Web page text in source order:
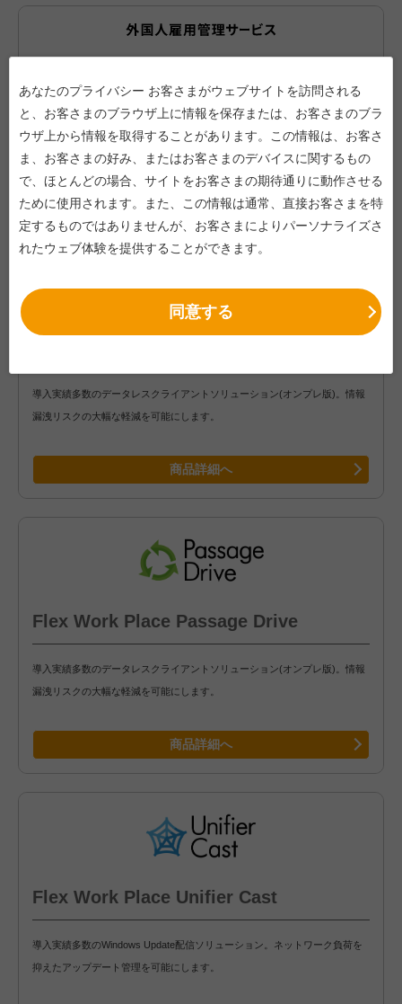
在留資格に応じた書類管理や期限管理をクラウドで一元化し、情報共有・帳
票作成を効率化。コンプライアンス強化と業務負荷軽減を実現します。
商品詳細へ
導入実績多数のデータレスクライアントソリューション(オンプレ版)。情報
漏洩リスクの大幅な軽減を可能にします。
商品詳細へ
Flex Work Place Passage Drive
導入実績多数のデータレスクライアントソリューション(オンプレ版)。情報
漏洩リスクの大幅な軽減を可能にします。
商品詳細へ
Flex Work Place Unifier Cast
導入実績多数のWindows Update配信ソリューション。ネットワーク負荷を
抑えたアップデート管理を可能にします。
あなたのプライバシー お客さまがウェブサイトを訪問される
と、お客さまのブラウザ上に情報を保存または、お客さまのブラ
ウザ上から情報を取得することがあります。この情報は、お客さ
ま、お客さまの好み、またはお客さまのデバイスに関するもの
で、ほとんどの場合、サイトをお客さまの期待通りに動作させる
ために使用されます。また、この情報は通常、直接お客さまを特
定するものではありませんが、お客さまによりパーソナライズさ
れたウェブ体験を提供することができます。
同意する